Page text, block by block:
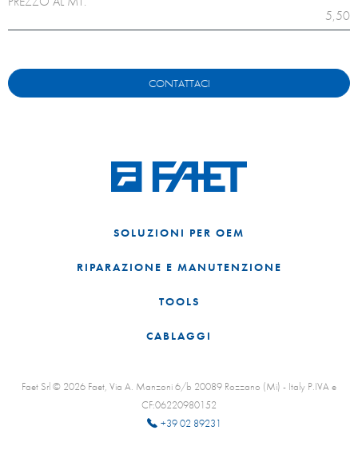
5,50
CONTATTACI
SOLUZIONI PER OEM
RIPARAZIONE E MANUTENZIONE
TOOLS
CABLAGGI
Faet Srl © 2026 Faet, Via A. Manzoni 6/b 20089 Rozzano (Mi) - Italy P.IVA e
CF:06220980152
+39 02 89231